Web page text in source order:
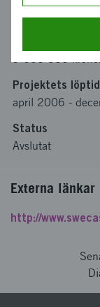
Swerea
9 500 000
Projektets löptid
april 2006 -
Status
Avslutat
Externa länkar
http://